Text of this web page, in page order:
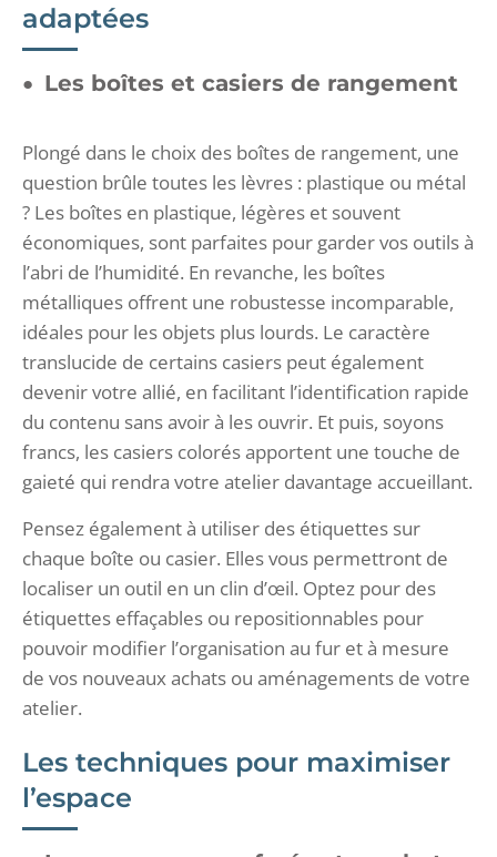
adaptées
Les boîtes et casiers de rangement
Plongé dans le choix des boîtes de rangement, une
question brûle toutes les lèvres : plastique ou métal
? Les boîtes en plastique, légères et souvent
économiques, sont parfaites pour garder vos outils à
l’abri de l’humidité. En revanche, les boîtes
métalliques offrent une robustesse incomparable,
idéales pour les objets plus lourds. Le caractère
translucide de certains casiers peut également
devenir votre allié, en facilitant l’identification rapide
du contenu sans avoir à les ouvrir. Et puis, soyons
francs, les casiers colorés apportent une touche de
gaieté qui rendra votre atelier davantage accueillant.
Pensez également à utiliser des étiquettes sur
chaque boîte ou casier. Elles vous permettront de
localiser un outil en un clin d’œil. Optez pour des
étiquettes effaçables ou repositionnables pour
pouvoir modifier l’organisation au fur et à mesure
de vos nouveaux achats ou aménagements de votre
atelier.
Les techniques pour maximiser
l’espace